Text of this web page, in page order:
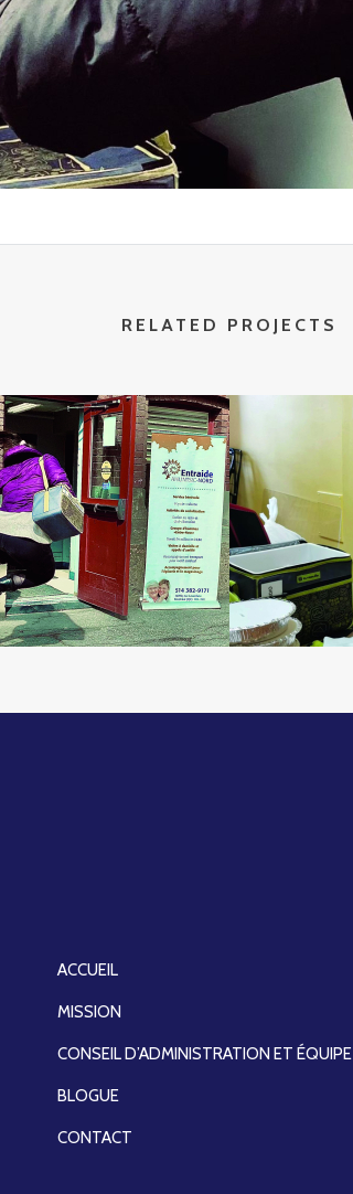
RELATED PROJECTS
ACCUEIL
MISSION
CONSEIL D’ADMINISTRATION ET ÉQUIPE
BLOGUE
CONTACT